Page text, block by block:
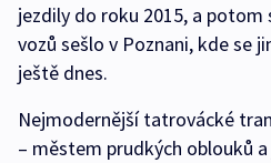
jezdily do roku 2015, a potom
vozů sešlo v Poznani, kde se
ještě dnes.
Nejmodernější tatrovácké
– městem prudkých oblouků